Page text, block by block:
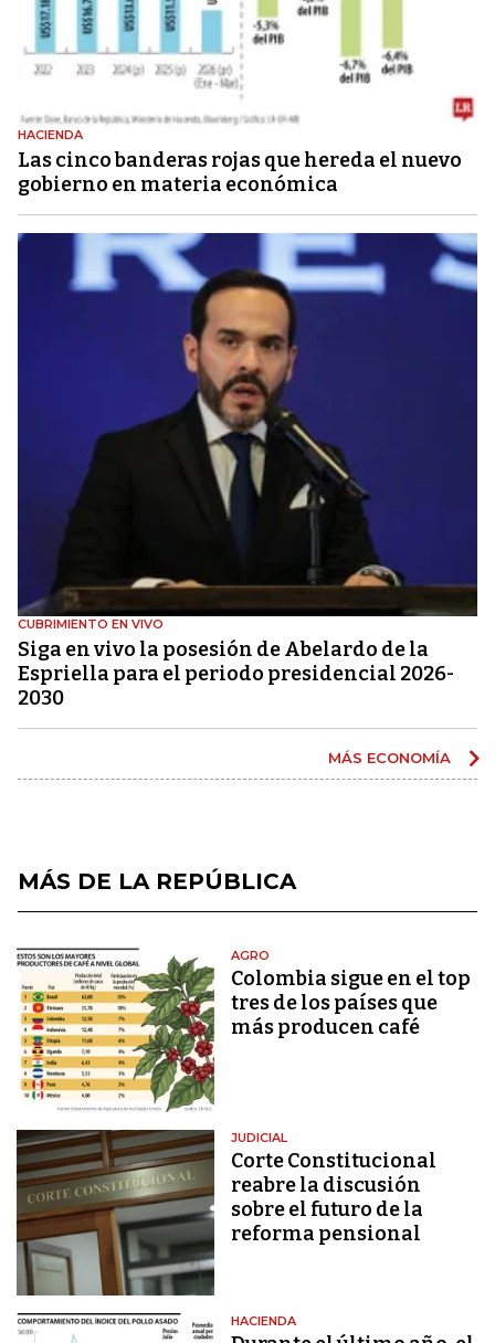
HACIENDA
Las cinco banderas rojas que hereda el nuevo
gobierno en materia económica
CUBRIMIENTO EN VIVO
Siga en vivo la posesión de Abelardo de la
Espriella para el periodo presidencial 2026-
2030
MÁS ECONOMÍA
MÁS DE LA REPÚBLICA
AGRO
Colombia sigue en el top
tres de los países que
más producen café
JUDICIAL
Corte Constitucional
reabre la discusión
sobre el futuro de la
reforma pensional
HACIENDA